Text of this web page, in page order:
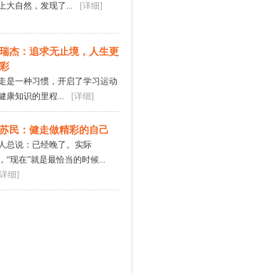
大自然，发现了...
[详细]
杰：追求无止境，人生更
是一种习惯，开启了学习运动
康知识的里程...
[详细]
民：健走做精彩的自己
总说：已经晚了。实际
“现在”就是最恰当的时候...
细]